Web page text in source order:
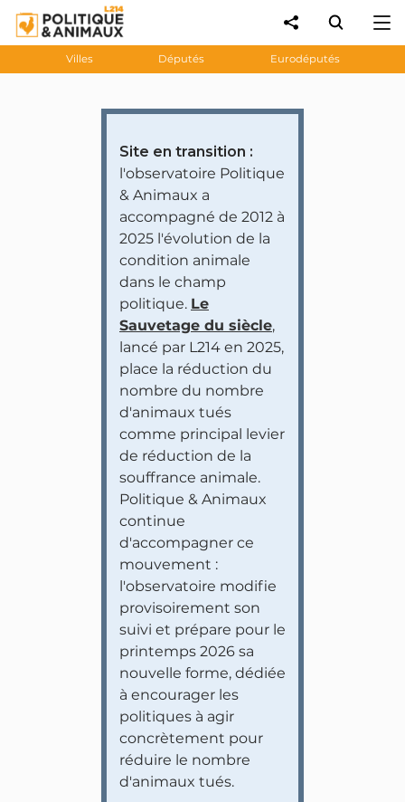
Villes Députés Eurodéputés
Site en transition :
l'observatoire Politique
& Animaux a
accompagné de 2012 à
2025 l'évolution de la
condition animale
dans le champ
politique. Le
Sauvetage du siècle,
lancé par L214 en 2025,
place la réduction du
nombre du nombre
d'animaux tués
comme principal levier
de réduction de la
souffrance animale.
Politique & Animaux
continue
d'accompagner ce
mouvement :
l'observatoire modifie
provisoirement son
suivi et prépare pour le
printemps 2026 sa
nouvelle forme, dédiée
à encourager les
politiques à agir
concrètement pour
réduire le nombre
d'animaux tués.